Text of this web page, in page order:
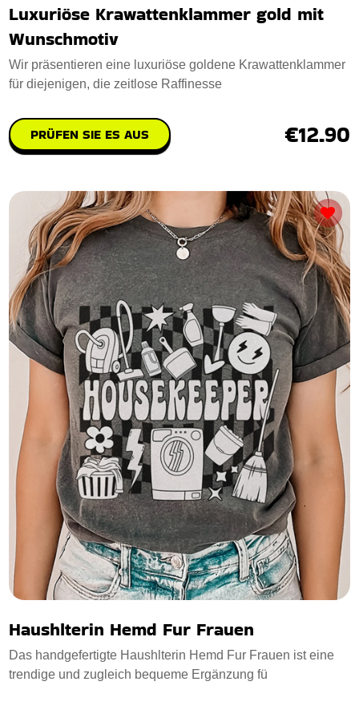
Luxuriöse Krawattenklammer gold mit
Wunschmotiv
Wir präsentieren eine luxuriöse goldene Krawattenklammer
für diejenigen, die zeitlose Raffinesse
PRÜFEN SIE ES AUS €12.90
Haushlterin Hemd Fur Frauen
Das handgefertigte Haushlterin Hemd Fur Frauen ist eine
trendige und zugleich bequeme Ergänzung fü